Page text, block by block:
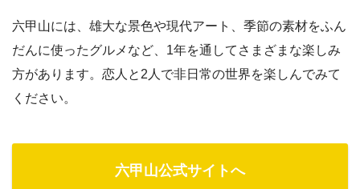
六甲山には、雄大な景色や現代アート、季節の素材をふん
だんに使ったグルメなど、1年を通してさまざまな楽しみ
方があります。恋人と2人で非日常の世界を楽しんでみて
ください。
六甲山公式サイトへ